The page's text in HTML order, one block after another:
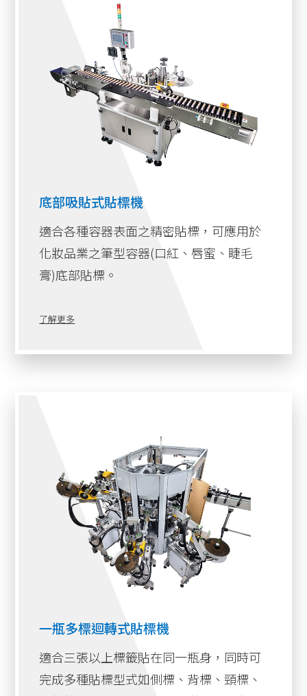
以滿足食品產業不斷變化的需求。
對食品產業的公司來說，選擇固利堅的食品貼標機
將是一次具有轉型意義的投資。我們的先進技術與
量身定制的支持服務，讓貼標機能在不同生產線與
包裝形式間靈活切換，實現更高效的運作、節約成
本，並為您的產品線注入更多競爭優勢。
品貼標解決方案，讓您的事業更上一層樓！
底部吸貼式貼標機
適合各種容器表面之精密貼標，可應用於
化妝品業之筆型容器(口紅、唇蜜、睫毛
膏)底部貼標。
了解更多
一瓶多標迴轉式貼標機
適合三張以上標籤貼在同一瓶身，同時可
完成多種貼標型式如側標、背標、頸標、